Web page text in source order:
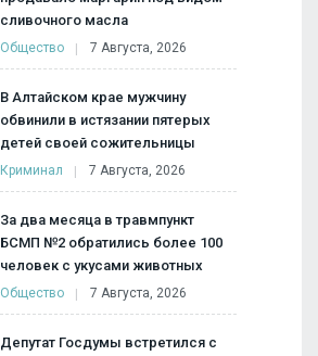
сливочного масла
Общество 7 Августа, 2026
В Алтайском крае мужчину
обвинили в истязании пятерых
детей своей сожительницы
Криминал 7 Августа, 2026
За два месяца в травмпункт
БСМП №2 обратились более 100
человек с укусами животных
Общество 7 Августа, 2026
Депутат Госдумы встретился с